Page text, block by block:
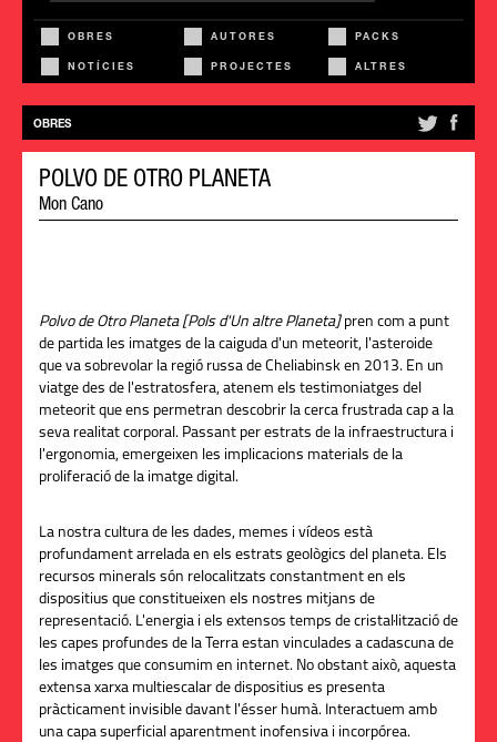
OBRES AUTORES PACKS
NOTÍCIES PROJECTES ALTRES
OBRES
POLVO DE OTRO PLANETA
Mon Cano
Polvo de Otro Planeta [Pols d'Un altre Planeta]pren com a punt
de partida les imatges de la caiguda d'un meteorit, l'asteroide
que va sobrevolar la regió russa de Cheliabinsk en 2013. En un
viatge des de l'estratosfera, atenem els testimoniatges del
meteorit que ens permetran descobrir la cerca frustrada cap a la
seva realitat corporal. Passant per estrats de la infraestructura i
l'ergonomia, emergeixen les implicacions materials de la
proliferació de la imatge digital.
La nostra cultura de les dades, memes i vídeos està
profundament arrelada en els estrats geològics del planeta. Els
recursos minerals són relocalitzats constantment en els
dispositius que constitueixen els nostres mitjans de
representació. L'energia i els extensos temps de cristal·lització de
les capes profundes de la Terra estan vinculades a cadascuna de
les imatges que consumim en internet. No obstant això, aquesta
extensa xarxa multiescalar de dispositius es presenta
pràcticament invisible davant l'ésser humà. Interactuem amb
una capa superficial aparentment inofensiva i incorpórea.